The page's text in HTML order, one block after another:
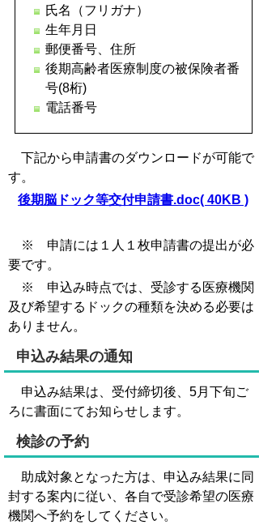
氏名（フリガナ）
生年月日
郵便番号、住所
後期高齢者医療制度の被保険者番
号(8桁)
電話番号
下記から申請書のダウンロードが可能で
す。
後期脳ドック等交付申請書.doc( 40KB )
※ 申請には１人１枚申請書の提出が必
要です。
※ 申込み時点では、受診する医療機関
及び希望するドックの種類を決める必要は
ありません。
申込み結果の通知
申込み結果は、受付締切後、5月下旬ご
ろに書面にてお知らせします。
検診の予約
助成対象となった方は、申込み結果に同
封する案内に従い、各自で受診希望の医療
機関へ予約をしてください。